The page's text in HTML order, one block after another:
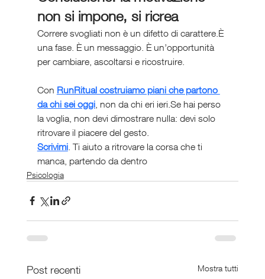
non si impone, si ricrea
Correre svogliati non è un difetto di carattere.È
una fase. È un messaggio. È un’opportunità
per cambiare, ascoltarsi e ricostruire.
Con RunRitual costruiamo piani che partono
da chi sei oggi, non da chi eri ieri.Se hai perso
la voglia, non devi dimostrare nulla: devi solo
ritrovare il piacere del gesto.
Scrivimi. Ti aiuto a ritrovare la corsa che ti
manca, partendo da dentro
Psicologia
Post recenti Mostra tutti